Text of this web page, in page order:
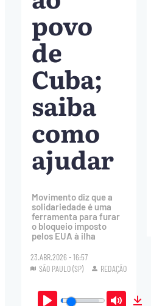
povo
de
Cuba;
saiba
como
ajudar
Movimento diz que a
solidariedade é uma
ferramenta para furar
o bloqueio imposto
pelos EUA à ilha
23.ABR.2026 - 16:57
SÃO PAULO (SP)
REDAÇÃO